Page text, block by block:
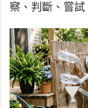
察、判斷、嘗試